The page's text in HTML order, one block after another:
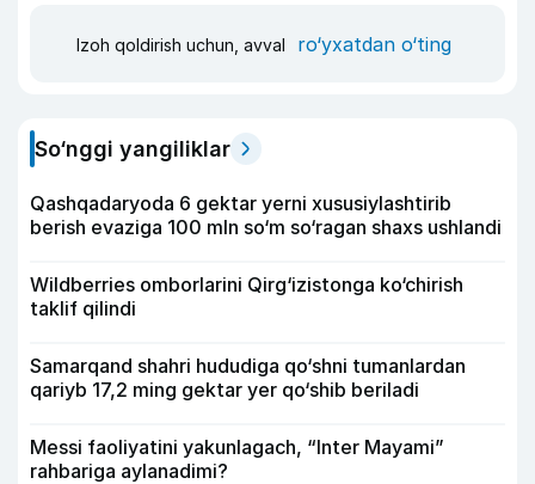
Izoh qoldirish uchun, avval ro‘yxatdan o‘ting
So‘nggi yangiliklar
Qashqadaryoda 6 gektar yerni xususiylashtirib
berish evaziga 100 mln so‘m so‘ragan shaxs ushlandi
Wildberries omborlarini Qirg‘izistonga ko‘chirish
taklif qilindi
Samarqand shahri hududiga qo‘shni tumanlardan
qariyb 17,2 ming gektar yer qo‘shib beriladi
Messi faoliyatini yakunlagach, “Inter Mayami”
rahbariga aylanadimi?